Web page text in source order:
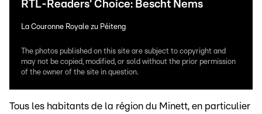
RTL-Readers' Choice: Bescht Nems
La Couronne Royale zu Péiteng
The photos published on this site are subject to copyright and
may not be copied, modified, or sold without the prior permission
of the owner of the site in question.
Tous les habitants de la région du Minett, en particulier